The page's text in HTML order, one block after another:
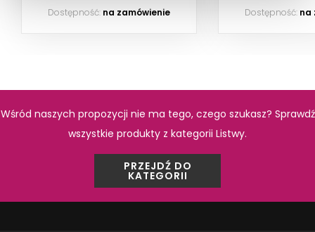
PRODUKTY Z KOLEKCJI
Dostępność: na zamówienie Dostępność: na
Wśród naszych propozycji nie ma tego, czego szukasz? Sprawdź
wszystkie produkty z kategorii Listwy.
PRZEJDŹ DO
KATEGORII